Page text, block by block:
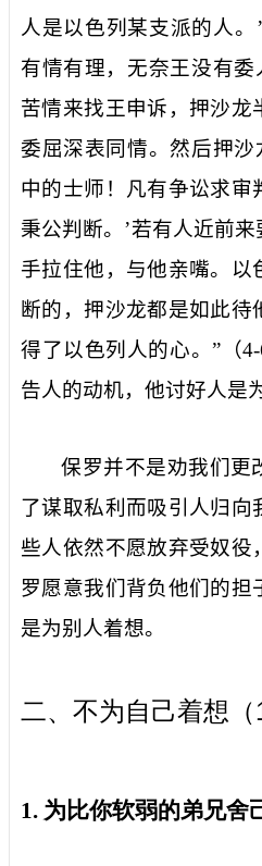
人是以色列某支派的人。
有情有理，无奈王没有委
苦情来找王申诉，押沙龙
委屈深表同情。然后押沙
中的士师！凡有争讼求审
秉公判断。’若有人近前
手拉住他，与他亲嘴。以
断的，押沙龙都是如此待
得了以色列人的心。”（
告人的动机，他讨好人是
保罗并不是劝我们更
了谋取私利而吸引人归向
些人依然不愿放弃受奴役
罗愿意我们背负他们的担
是为别人着想。
二、不为自己着想（
1. 为比你软弱的弟兄舍